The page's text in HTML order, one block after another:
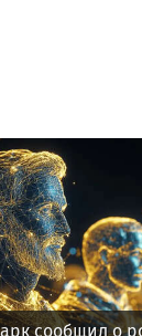
сообщил о